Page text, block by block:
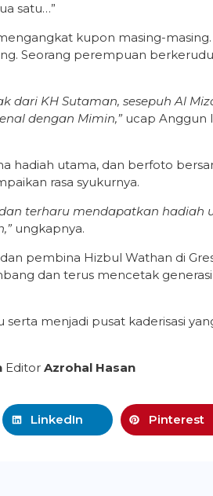
satu…”
kupon masing-
Seorang perempuan
dari KH Sutaman, sesepuh Al
dengan Mimin,” ucap Anggun
hadiah utama, dan berfoto
rasa syukurnya.
terharu mendapatkan hadiah
ungkapnya.
pembina Hizbul Wathan di
dan terus mencetak
serta menjadi pusat kaderisasi
Editor Azrohal Hasan
LinkedIn Pinterest